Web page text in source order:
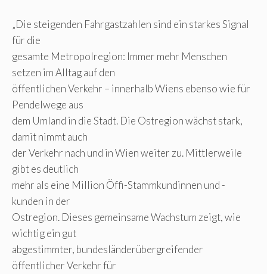
„Die steigenden Fahrgastzahlen sind ein starkes Signal
für die
gesamte Metropolregion: Immer mehr Menschen
setzen im Alltag auf den
öffentlichen Verkehr – innerhalb Wiens ebenso wie für
Pendelwege aus
dem Umland in die Stadt. Die Ostregion wächst stark,
damit nimmt auch
der Verkehr nach und in Wien weiter zu. Mittlerweile
gibt es deutlich
mehr als eine Million Öffi-Stammkundinnen und -
kunden in der
Ostregion. Dieses gemeinsame Wachstum zeigt, wie
wichtig ein gut
abgestimmter, bundesländerübergreifender
öffentlicher Verkehr für